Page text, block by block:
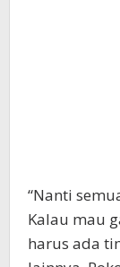
“Nanti
Kalau mau
harus ada